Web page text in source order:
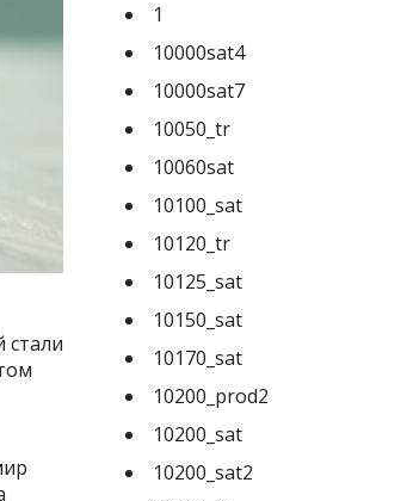
стали
1
10000sat4
10000sat7
10050_tr
10060sat
10100_sat
10120_tr
10125_sat
10150_sat
10170_sat
10200_prod2
10200_sat
10200_sat2